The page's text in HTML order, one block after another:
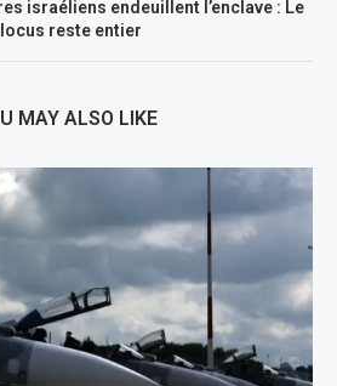
israéliens endeuillent l’enclave : Le
reste entier
MAY ALSO LIKE